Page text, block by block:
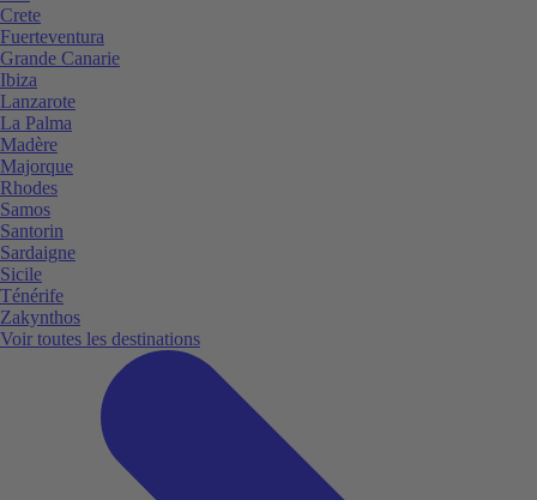
Crete
Fuerteventura
Grande Canarie
Ibiza
Lanzarote
La Palma
Madère
Majorque
Rhodes
Samos
Santorin
Sardaigne
Sicile
Ténérife
Zakynthos
Voir toutes les destinations